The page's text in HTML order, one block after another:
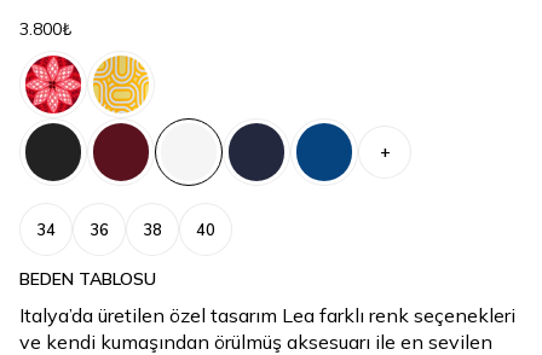
3.800₺
+
34 36 38 40
BEDEN TABLOSU
Italya’da üretilen özel tasarım Lea farklı renk seçenekleri
ve kendi kumaşından örülmüş aksesuarı ile en sevilen